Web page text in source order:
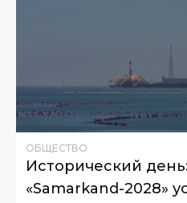
ОБЩЕСТВО
Исторический
«Samarkand-2028»